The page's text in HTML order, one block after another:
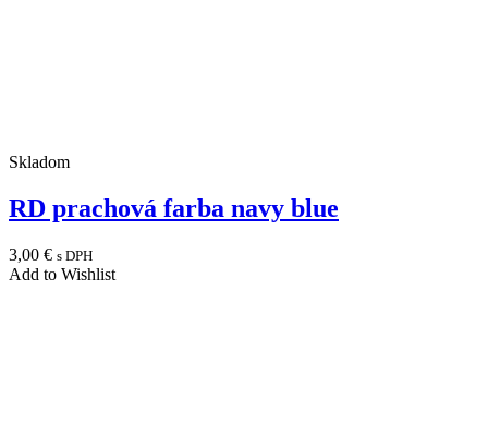
Skladom
RD prachová farba navy blue
3,00 € s DPH
Add to Wishlist